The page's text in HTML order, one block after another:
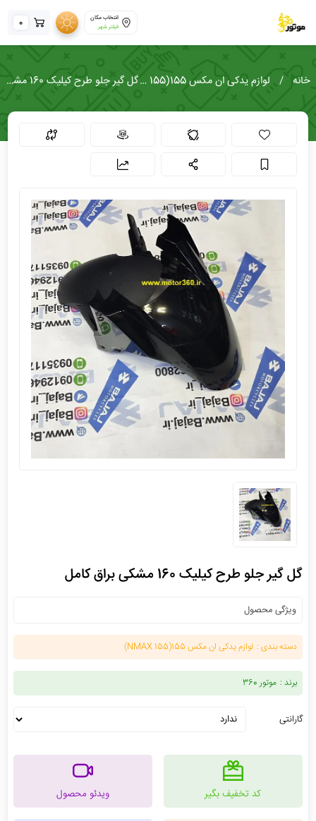
انتخاب مکان
فیلتر شهر
0
خانه لوازم یدکی ان مکس 155(NMAX 155) گل گیر جلو طرح کیلیک 160 مشکی براق کامل
گل گیر جلو طرح کیلیک 160 مشکی براق کامل
ویژگی محصول
دسته بندی : لوازم یدکی ان مکس 155(NMAX 155)
برند : موتور 360
گارانتی
کد تخفیف بگیر ویدئو محصول